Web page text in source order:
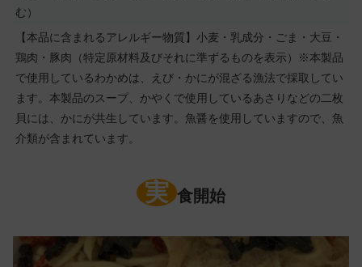
む）
【本品に含まれるアレルギー物質】小麦・乳成分・ごま・大豆・
鶏肉・豚肉（特定原材料及びそれに準ずるものを表示）※本製品
で使用しているわかめは、えび・かにが混ざる漁法で採取してい
ます。本製品のスープ、かやくで使用しているあさりなどの二枚
貝には、かにが共生しています。魚醤を使用していますので、魚
介類が含まれています。
実 食開始